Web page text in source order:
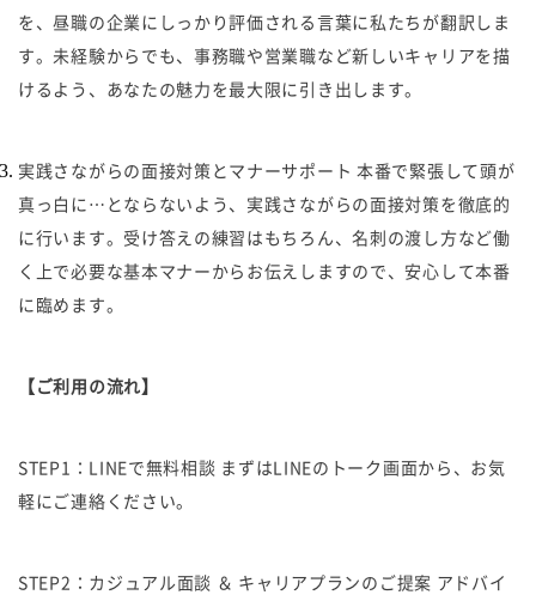
を、昼職の企業にしっかり評価される言葉に私たちが翻訳しま
す。未経験からでも、事務職や営業職など新しいキャリアを描
けるよう、あなたの魅力を最大限に引き出します。
実践さながらの面接対策とマナーサポート 本番で緊張して頭が
真っ白に…とならないよう、実践さながらの面接対策を徹底的
に行います。受け答えの練習はもちろん、名刺の渡し方など働
く上で必要な基本マナーからお伝えしますので、安心して本番
に臨めます。
【ご利用の流れ】
STEP1：LINEで無料相談 まずはLINEのトーク画面から、お気
軽にご連絡ください。
STEP2：カジュアル面談 ＆ キャリアプランのご提案 アドバイ